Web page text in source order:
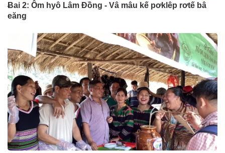
Ƀai 2: Ôm hyô Lâm Đồng - Vâ mâu kế pơklêp rơtế bâ
eăng